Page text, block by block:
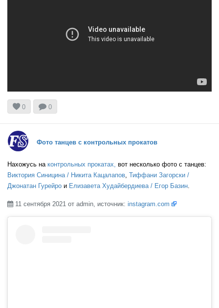
RUS
0  0
Фото танцев с контрольных прокатов
Нахожусь на контрольных прокатах, вот несколько фото с танцев:
Виктория Синицина / Никита Кацалапов Тиффани Загорски /
Джонатан Гурейро и Елизавета Худайбердиева / Егор Базин
 11 сентября 2021 от admin, источник: instagram.com